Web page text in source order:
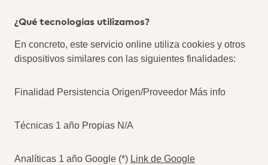
¿Qué tecnologías utilizamos?
En concreto, este servicio online utiliza cookies y otros
dispositivos similares con las siguientes finalidades:
Finalidad Persistencia Origen/Proveedor Más info
Técnicas 1 año Propias N/A
Analíticas 1 año Google (*) Link de Google